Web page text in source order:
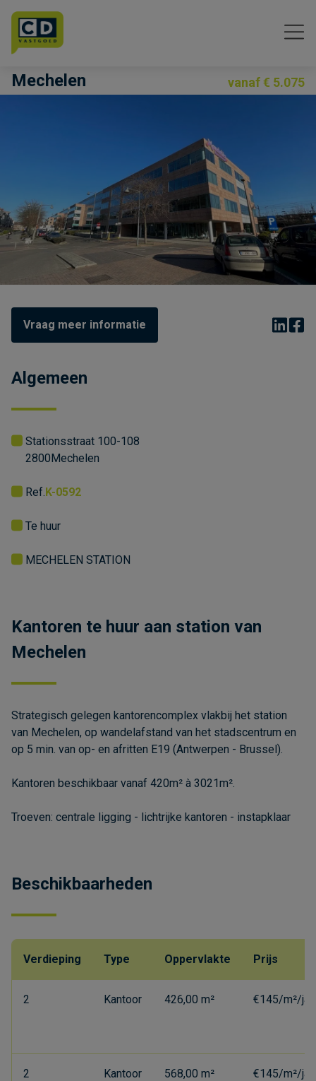
Menu overslaan en naar de inhoud gaan
Mechelen vanaf € 5.075
Vraag meer informatie
Algemeen
Mechelen
2800
Stationsstraat 100-108
Ref. K-0592
Te huur
MECHELEN STATION
Kantoren te huur aan station van
Mechelen
Strategisch gelegen kantorencomplex vlakbij het station
van Mechelen, op wandelafstand van het stadscentrum en
op 5 min. van op- en afritten E19 (Antwerpen - Brussel).
Kantoren beschikbaar vanaf 420m² à 3021m².
Troeven: centrale ligging - lichtrijke kantoren - instapklaar
Beschikbaarheden
Verdieping Type Oppervlakte Prijs
2 Kantoor 426,00 m² €145/m²/
2 Kantoor 568,00 m² €145/m²/